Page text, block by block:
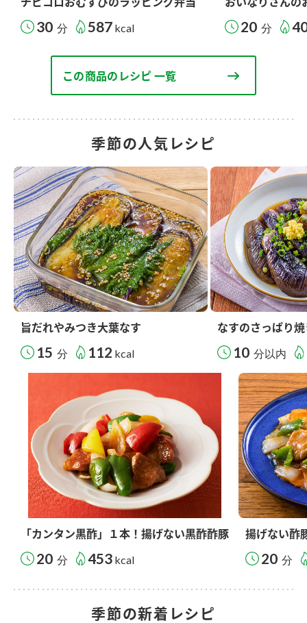
30 分 587 kcal 20 分
この商品のレシピ 一覧
季節の人気レシピ
旨だれやみつき大葉なす
15 分 112 kcal
なすのさっぱり
10 分以内
「カンタン黒酢」１本！揚げない黒酢酢豚
20 分 453 kcal
揚げない酢
20 分
季節の新着レシピ